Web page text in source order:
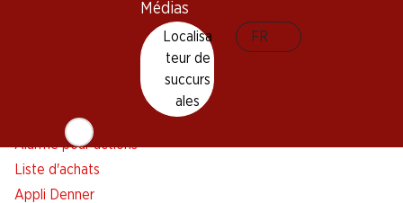
Médias
Localisa
teur de
succurs
ales
FR
Abonner l'Hebdo Denner
Alarme pour actions
Liste d'achats
Appli Denner
Localisateur de succursales